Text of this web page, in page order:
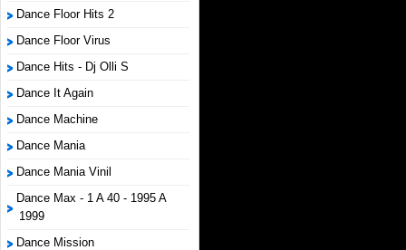
Dance Floor Hits 2
Dance Floor Virus
Dance Hits - Dj Olli S
Dance It Again
Dance Machine
Dance Mania
Dance Mania Vinil
Dance Max - 1 A 40 - 1995 A
1999
Dance Mission